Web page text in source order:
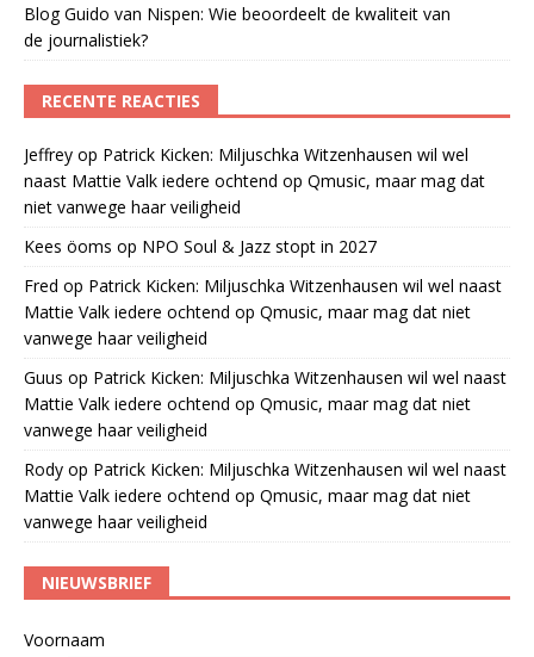
Blog Guido van Nispen: Wie beoordeelt de kwaliteit van
de journalistiek?
RECENTE REACTIES
Jeffrey op Patrick Kicken: Miljuschka Witzenhausen wil wel
naast Mattie Valk iedere ochtend op Qmusic, maar mag dat
niet vanwege haar veiligheid
Kees öoms op NPO Soul & Jazz stopt in 2027
Fred op Patrick Kicken: Miljuschka Witzenhausen wil wel naast
Mattie Valk iedere ochtend op Qmusic, maar mag dat niet
vanwege haar veiligheid
Guus op Patrick Kicken: Miljuschka Witzenhausen wil wel naast
Mattie Valk iedere ochtend op Qmusic, maar mag dat niet
vanwege haar veiligheid
Rody op Patrick Kicken: Miljuschka Witzenhausen wil wel naast
Mattie Valk iedere ochtend op Qmusic, maar mag dat niet
vanwege haar veiligheid
NIEUWSBRIEF
Voornaam